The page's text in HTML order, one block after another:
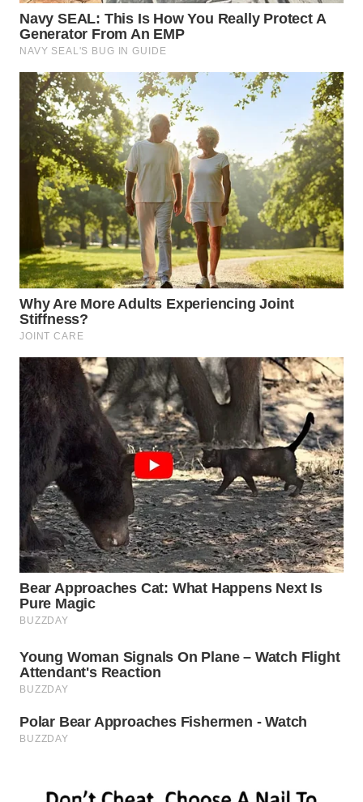
WN
PAKPAK
WN
KARAWANG
WN
BEKASI
WN
BOGOR
WN
DEPOK
WN
UTARA
WN
SAMOSIR
WN
PADANG
LAWAS
WN
SUMEDANG
WN
CIANJUR
WN
KEPULAUAN
WN